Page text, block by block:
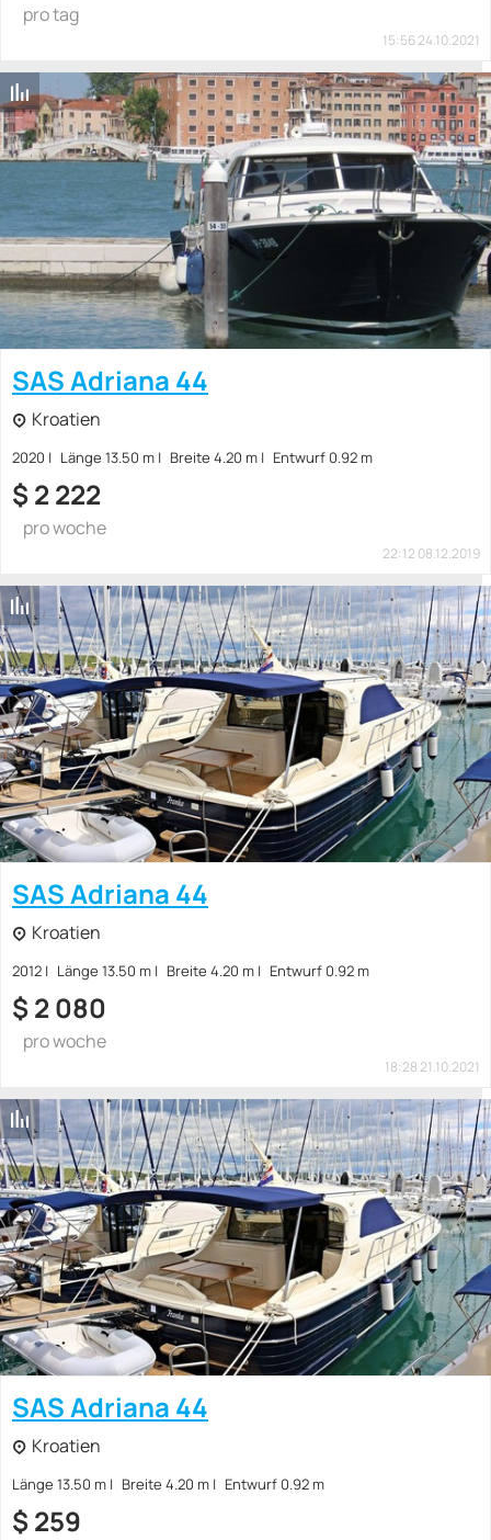
pro tag
15:56 24.10.2021
SAS Adriana 44
Kroatien
2020 Länge 13.50 m Breite 4.20 m Entwurf 0.92 m
$ 2 222
pro woche
22:12 08.12.2019
SAS Adriana 44
Kroatien
2012 Länge 13.50 m Breite 4.20 m Entwurf 0.92 m
$ 2 080
pro woche
18:28 21.10.2021
SAS Adriana 44
Kroatien
Länge 13.50 m Breite 4.20 m Entwurf 0.92 m
$ 259